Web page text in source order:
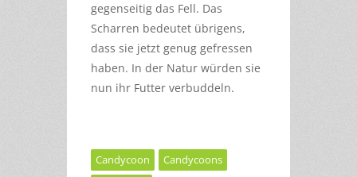
gegenseitig das Fell. Das
Scharren bedeutet übrigens,
dass sie jetzt genug gefressen
haben. In der Natur würden sie
nun ihr Futter verbuddeln.
Candycoon
Candycoons